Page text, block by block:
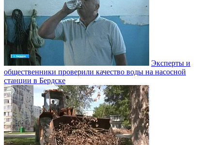
Эксперты и
общественники проверили качество воды на насосной
станции в Бердске